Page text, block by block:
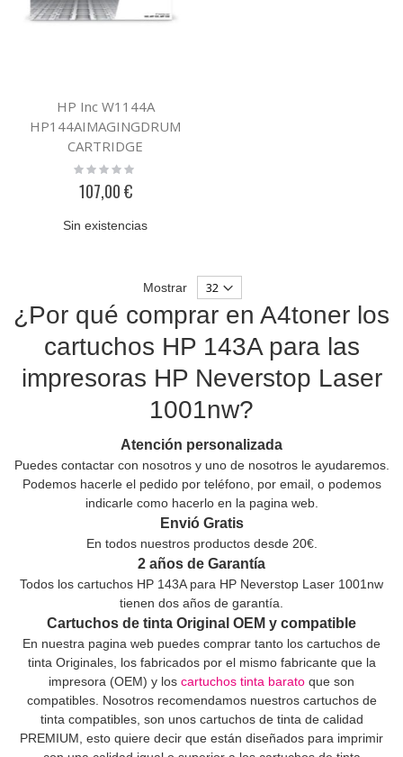
HP Inc W1144A
HP144AIMAGINGDRUM
CARTRIDGE
Rating:
107,00 €
Sin existencias
Mostrar
¿Por qué comprar en A4toner los
cartuchos HP 143A para las
impresoras HP Neverstop Laser
1001nw?
Atención personalizada
Puedes contactar con nosotros y uno de nosotros le ayudaremos.
Podemos hacerle el pedido por teléfono, por email, o podemos
indicarle como hacerlo en la pagina web.
Envió Gratis
En todos nuestros productos desde 20€.
2 años de Garantía
Todos los cartuchos HP 143A para HP Neverstop Laser 1001nw
tienen dos años de garantía.
Cartuchos de tinta Original OEM y compatible
En nuestra pagina web puedes comprar tanto los cartuchos de
tinta Originales, los fabricados por el mismo fabricante que la
impresora (OEM) y los cartuchos tinta barato que son
compatibles. Nosotros recomendamos nuestros cartuchos de
tinta compatibles, son unos cartuchos de tinta de calidad
PREMIUM, esto quiere decir que están diseñados para imprimir